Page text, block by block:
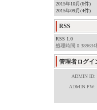
2015年10月(6件)
2015年09月(4件)
RSS
RSS 1.0
処理時間 0.389634
管理者ログイ
ADMIN ID:
ADMIN PW: